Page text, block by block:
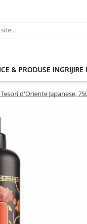
& PRODUSE INGRIJIRE
d'Oriente Japanese,